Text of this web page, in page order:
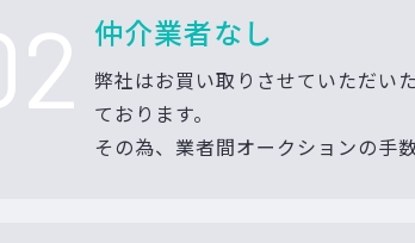
仲介業者なし
弊社はお買い取りさせていただい
ております。
その為、業者間オークションの手